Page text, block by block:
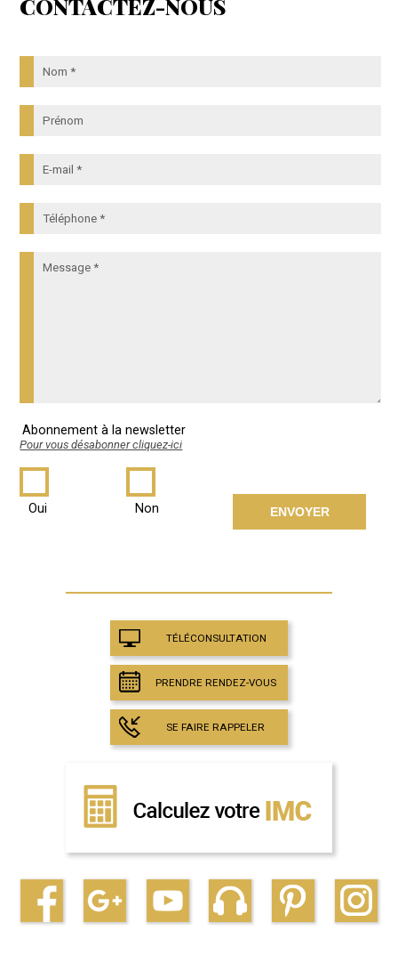
CONTACTEZ-NOUS
Abonnement à la newsletter
Pour vous désabonner cliquez-ici
Oui Non
TÉLÉCONSULTATION
PRENDRE RENDEZ-VOUS
SE FAIRE RAPPELER